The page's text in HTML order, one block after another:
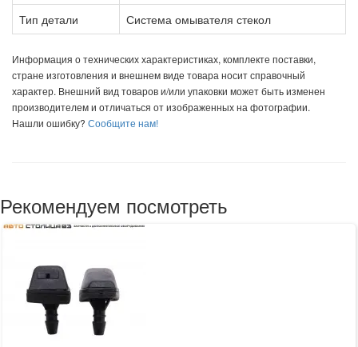
Тип детали
Система омывателя стекол
Информация о технических характеристиках, комплекте поставки,
стране изготовления и внешнем виде товара носит справочный
характер. Внешний вид товаров и/или упаковки может быть изменен
производителем и отличаться от изображенных на фотографии.
Нашли ошибку? Сообщите нам!
Рекомендуем посмотреть